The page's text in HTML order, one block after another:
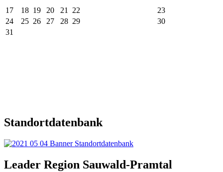
17 18 19 20 21 22
23
24
25 26 27 28 29
30
31
Standortdatenbank
Leader Region Sauwald-Pramtal